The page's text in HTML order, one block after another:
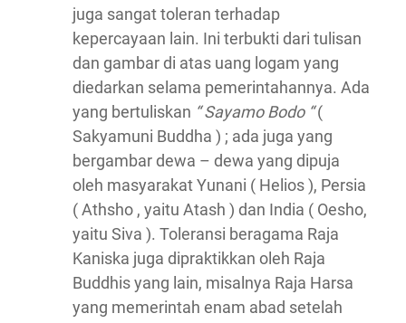
juga sangat toleran terhadap
kepercayaan lain. Ini terbukti dari tulisan
dan gambar di atas uang logam yang
diedarkan selama pemerintahannya. Ada
yang bertuliskan “ Sayamo Bodo “(
Sakyamuni Buddha ) ; ada juga yang
bergambar dewa – dewa yang dipuja
oleh masyarakat Yunani ( Helios ), Persia
( Athsho , yaitu Atash ) dan India ( Oesho,
yaitu Siva ). Toleransi beragama Raja
Kaniska juga dipraktikkan oleh Raja
Buddhis yang lain, misalnya Raja Harsa
yang memerintah enam abad setelah